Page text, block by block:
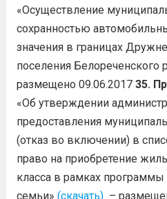
«Осуществление
сохранностью
значения в границах
поселения Белореченского
размещено 09.06.2017 35.
«Об утверждении
предоставления
(отказ во включении) в
право на приобретение
класса в рамках
семьи» (скачать)–